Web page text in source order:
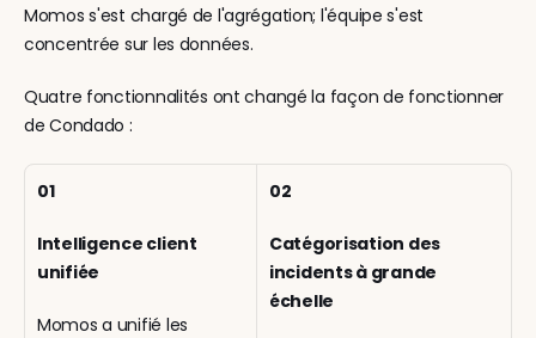
Momos s'est chargé de l'agrégation; l'équipe s'est
concentrée sur les données.
Quatre fonctionnalités ont changé la façon de fonctionner
de Condado :
01
Intelligence client
unifiée
Momos a unifié les
02
Catégorisation des
incidents à grande
échelle